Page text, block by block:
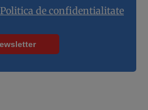
Politica de confidentialitate